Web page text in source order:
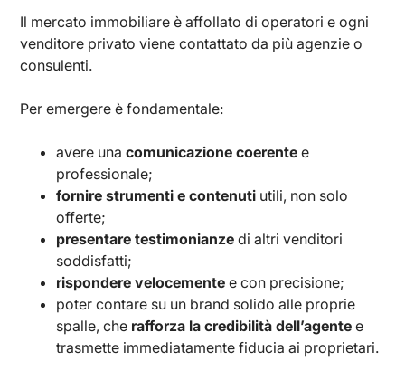
Il mercato immobiliare è affollato di operatori e ogni
venditore privato viene contattato da più agenzie o
consulenti.
Per emergere è fondamentale:
avere unacomunicazione coerente e
professionale;
fornire strumenti e contenuti utili, non solo
offerte;
presentare testimonianze di altri venditori
soddisfatti;
rispondere velocemente e con precisione;
poter contare su un brand solido alle proprie
spalle, che rafforza la credibilità dell’agente e
trasmette immediatamente fiducia ai proprietari.